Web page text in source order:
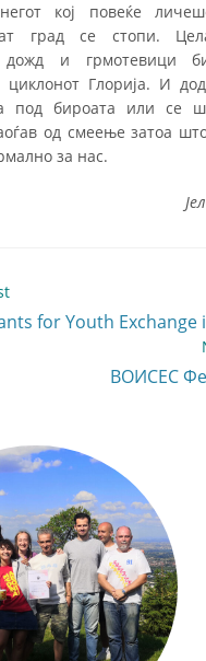
кој повеќе
град се стопи.
и грмотевици
Глорија. И
под бироата или се
од смеење затоа
за нас.
for Youth Exchange
ВОИСЕС